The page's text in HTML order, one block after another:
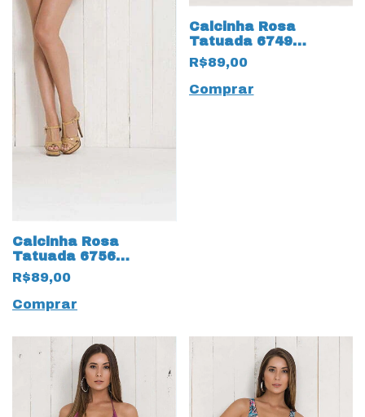
Calcinha Rosa
Tatuada 6756
Estampada
R$89,00
Comprar
Calcinha Rosa
Tatuada 6749
Estampada
R$89,00
Comprar